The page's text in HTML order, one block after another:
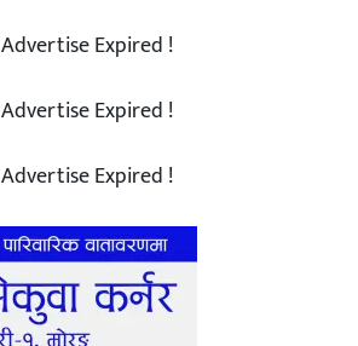
Advertise Expired !
Advertise Expired !
Advertise Expired !